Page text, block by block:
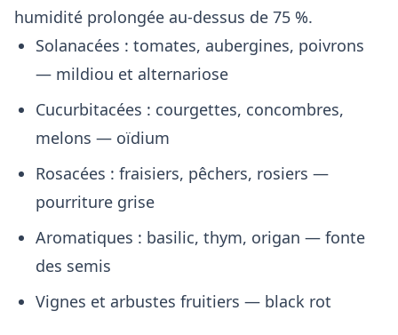
humidité prolongée au-dessus de 75 %.
Solanacées : tomates, aubergines, poivrons
— mildiou et alternariose
Cucurbitacées : courgettes, concombres,
melons — oïdium
Rosacées : fraisiers, pêchers, rosiers —
pourriture grise
Aromatiques : basilic, thym, origan — fonte
des semis
Vignes et arbustes fruitiers — black rot